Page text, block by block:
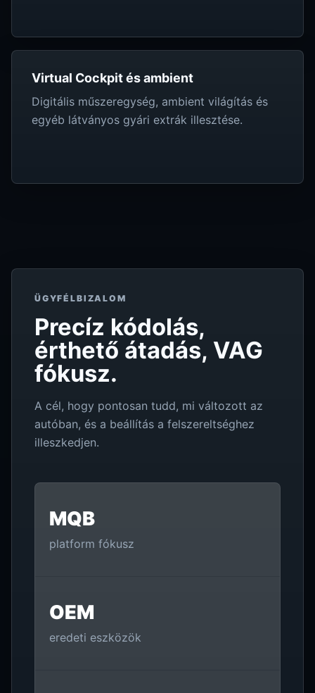
Virtual Cockpit és ambient
Digitális műszeregység, ambient világítás és
egyéb látványos gyári extrák illesztése.
ÜGYFÉLBIZALOM
Precíz kódolás,
érthető átadás, VAG
fókusz.
A cél, hogy pontosan tudd, mi változott az
autóban, és a beállítás a felszereltséghez
illeszkedjen.
MQB
platform fókusz
OEM
eredeti eszközök